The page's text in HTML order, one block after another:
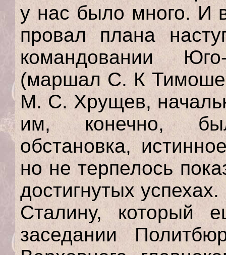
у нас было много. И
провал плана
командовании
(маршал С. К
М. С. Хрущев,
им, конечно,
обстановка,
но не терпелось
достигнутых
Сталину,
заседании